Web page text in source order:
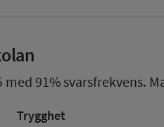
med 91% svarsfrekvens.
Trygghet